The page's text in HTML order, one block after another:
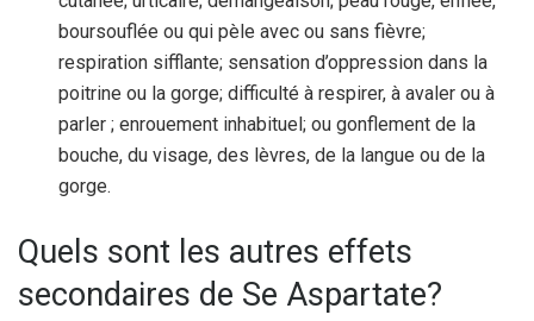
boursouflée ou qui pèle avec ou sans fièvre;
respiration sifflante; sensation d’oppression dans la
poitrine ou la gorge; difficulté à respirer, à avaler ou à
parler ; enrouement inhabituel; ou gonflement de la
bouche, du visage, des lèvres, de la langue ou de la
gorge.
Quels sont les autres effets
secondaires de Se Aspartate?